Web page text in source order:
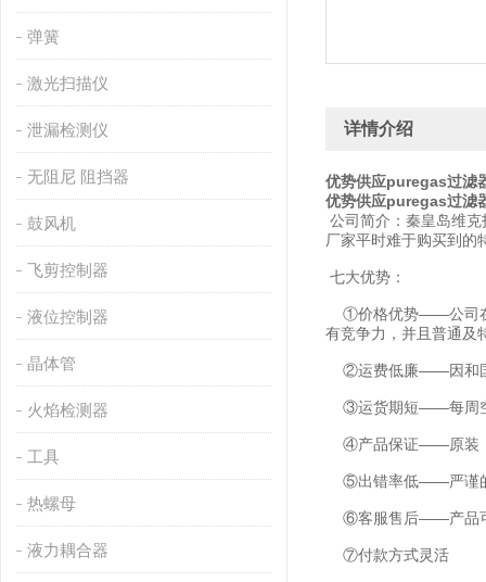
弹簧
激光扫描仪
泄漏检测仪
无阻尼 阻挡器
鼓风机
飞剪控制器
液位控制器
晶体管
火焰检测器
工具
热螺母
液力耦合器
详情介绍
优势供应puregas过滤
优势供应puregas过滤
公司简介：秦皇岛维
厂家平时难于购买到的
七大优势：
①价格优势——公司在
有竞争力，并且普通及
②运费低廉——因和国
③运货期短——每周空
④产品保证——原装
⑤出错率低——严谨的
⑥客服售后——产品可
⑦付款方式灵活